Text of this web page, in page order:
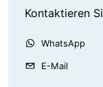
Kontaktieren
WhatsApp
E-Mail